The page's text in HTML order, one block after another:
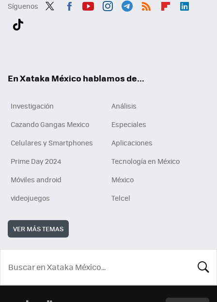
Síguenos
En Xataka México hablamos de...
Investigación
Análisis
Cazando Gangas Mexico
Especiales
Celulares y Smartphones
Aplicaciones
Prime Day 2024
Tecnología en México
Móviles android
México
videojuegos
Telcel
VER MÁS TEMAS